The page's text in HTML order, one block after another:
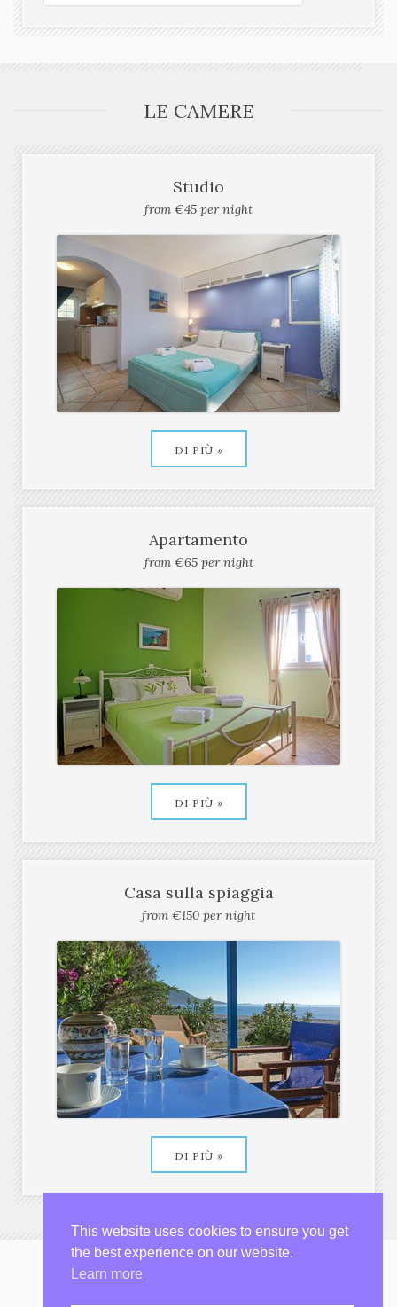
LE CAMERE
Studio
from €45 per night
Apartamento
from €65 per night
DI PIÙ »
Casa sulla spiaggia
from €150 per night
This website uses cookies to ensure you get
the best experience on our website.
Learn more